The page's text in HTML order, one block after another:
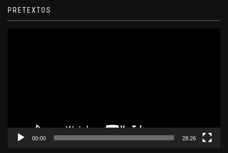
PRETEXTOS
00:00 28:26